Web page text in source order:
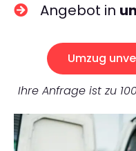
Angebot in
Umzug
Ihre Anfrage ist zu